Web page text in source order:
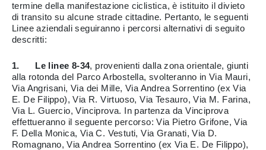
termine della manifestazione ciclistica, è istituito il divieto
di transito su alcune strade cittadine. Pertanto, le seguenti
Linee aziendali seguiranno i percorsi alternativi di seguito
descritti:
1. Le linee 8-34, provenienti dalla zona orientale, giunti
alla rotonda del Parco Arbostella, svolteranno in Via Mauri,
Via Angrisani, Via dei Mille, Via Andrea Sorrentino (ex Via
E. De Filippo), Via R. Virtuoso, Via Tesauro, Via M. Farina,
Via L. Guercio, Vinciprova. In partenza da Vinciprova
effettueranno il seguente percorso: Via Pietro Grifone, Via
F. Della Monica, Via C. Vestuti, Via Granati, Via D.
Romagnano, Via Andrea Sorrentino (ex Via E. De Filippo),